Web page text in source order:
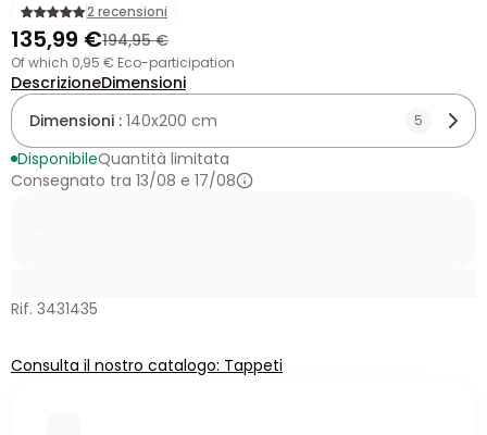
2 recensioni
135,99 €194,95 €
of which 0,95 € Eco-participation
DescrizioneDimensioni
Dimensioni : 140x200 cm 5
DisponibileQuantità limitata
Consegnato tra 13/08 e 17/08
Rif. 3431435
Consulta il nostro catalogo: Tappeti